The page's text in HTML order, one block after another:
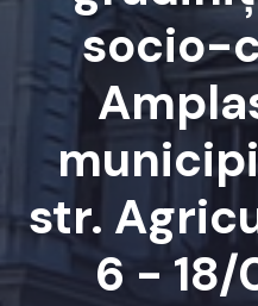
socio-
str.
6 -